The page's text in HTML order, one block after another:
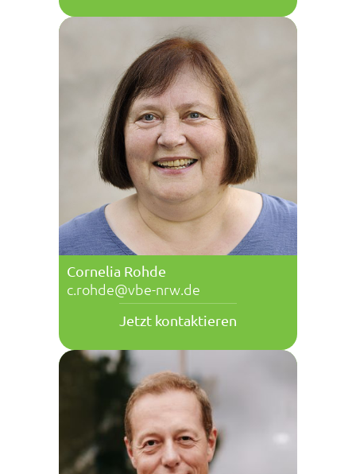
Cornelia Rohde
c.rohde@vbe-nrw.de
Jetzt kontaktieren